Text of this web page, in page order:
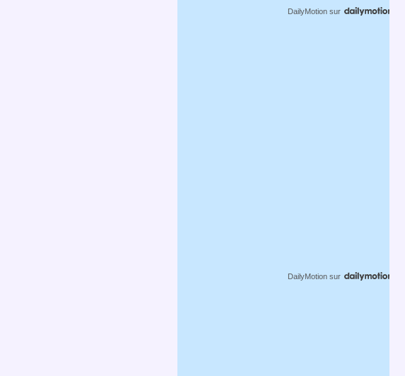
DailyMotion sur
DailyMotion sur